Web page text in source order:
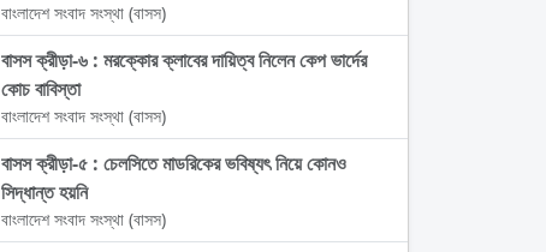
বাংলাদেশ সংবাদ সংস্থা (বাসস)
বাসস ক্রীড়া-৬ : মরক্কোর ক্লাবের দায়িত্ব নিলেন কেপ ভার্দের
কোচ বাবিস্তা
বাংলাদেশ সংবাদ সংস্থা (বাসস)
বাসস ক্রীড়া-৫ : চেলসিতে মাডরিকের ভবিষ্যৎ নিয়ে কোনও
সিদ্ধান্ত হয়নি
বাংলাদেশ সংবাদ সংস্থা (বাসস)